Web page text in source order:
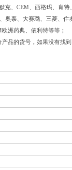
克、CEM、西格玛、肖特
奥泰、大赛璐、三菱、住
洲药典、依利特等等；
品的货号，如果没有找